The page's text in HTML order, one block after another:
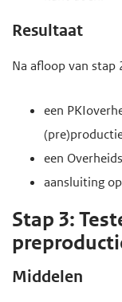
Resultaat
Na afloop van stap
een
een
aansluiting
Stap 3:
Middelen